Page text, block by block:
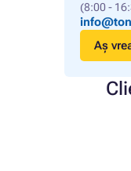
(8:00 -
Aș